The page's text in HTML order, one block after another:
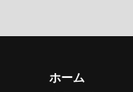
ホーム